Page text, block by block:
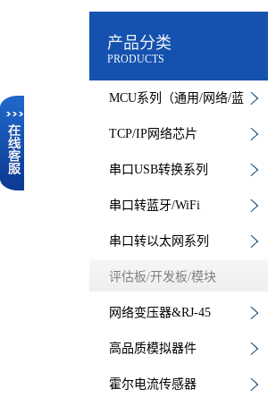
产品分类
PRODUCTS
MCU系列（通用/网络/蓝
牙）
TCP/IP网络芯片
串口USB转换系列
串口转蓝牙/WiFi
串口转以太网系列
评估板/开发板/模块
网络变压器&RJ-45
高品质模拟器件
霍尔电流传感器